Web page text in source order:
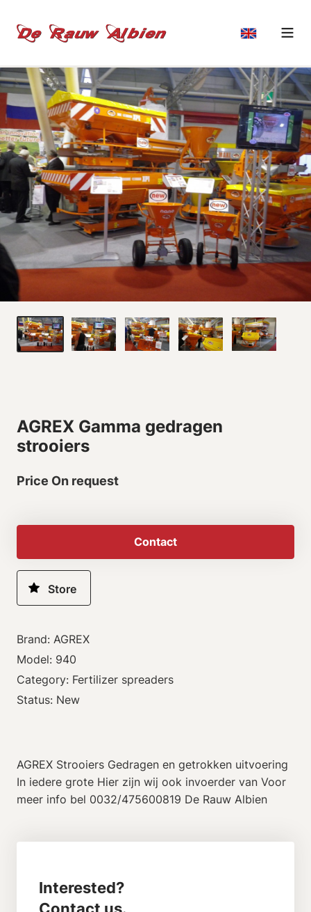
AGREX Gamma gedragen
strooiers
Price On request
Contact
Brand: AGREX
Model: 940
Category: Fertilizer spreaders
Status: New
AGREX Strooiers Gedragen en getrokken uitvoering
In iedere grote Hier zijn wij ook invoerder van Voor
meer info bel 0032/475600819 De Rauw Albien
Interested?
Contact us.